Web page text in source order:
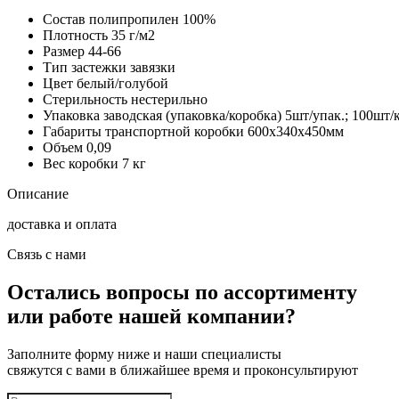
Состав полипропилен 100%
Плотность 35 г/м2
Размер 44-66
Тип застежки завязки
Цвет белый/голубой
Стерильность нестерильно
Упаковка заводская (упаковка/коробка) 5шт/упак.; 100шт/
Габариты транспортной коробки 600х340х450мм
Объем 0,09
Вес коробки 7 кг
Описание
доставка и оплата
Связь с нами
Остались вопросы по ассортименту
или работе нашей компании?
Заполните форму ниже и наши специалисты
свяжутся с вами в ближайшее время и проконсультируют